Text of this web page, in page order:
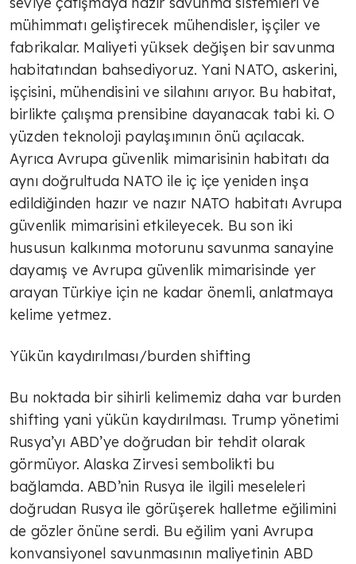
mühimmatı geliştirecek mühendisler, işçiler ve
fabrikalar. Maliyeti yüksek değişen bir savunma
habitatından bahsediyoruz. Yani NATO, askerini,
işçisini, mühendisini ve silahını arıyor. Bu habitat,
birlikte çalışma prensibine dayanacak tabi ki. O
yüzden teknoloji paylaşımının önü açılacak.
Ayrıca Avrupa güvenlik mimarisinin habitatı da
aynı doğrultuda NATO ile iç içe yeniden inşa
edildiğinden hazır ve nazır NATO habitatı Avrupa
güvenlik mimarisini etkileyecek. Bu son iki
hususun kalkınma motorunu savunma sanayine
dayamış ve Avrupa güvenlik mimarisinde yer
arayan Türkiye için ne kadar önemli, anlatmaya
kelime yetmez.
Yükün kaydırılması/burden shifting
Bu noktada bir sihirli kelimemiz daha var burden
shifting yani yükün kaydırılması. Trump yönetimi
Rusya’yı ABD’ye doğrudan bir tehdit olarak
görmüyor. Alaska Zirvesi sembolikti bu
bağlamda. ABD’nin Rusya ile ilgili meseleleri
doğrudan Rusya ile görüşerek halletme eğilimini
de gözler önüne serdi. Bu eğilim yani Avrupa
konvansiyonel savunmasının maliyetinin ABD